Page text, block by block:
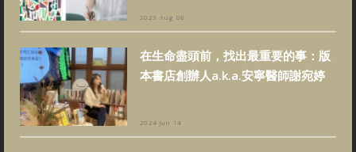
2023 Aug 08
在生命盡頭前，找出最重要的事：版
本書店創辦人a.k.a.安寧醫師謝宛婷
2024 Jun 14